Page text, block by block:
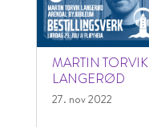
MARTIN TORVIK
LANGERØD
27. nov 2022